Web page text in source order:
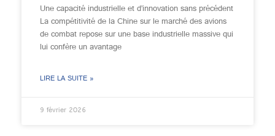
Une capacité industrielle et d’innovation sans précédent
La compétitivité de la Chine sur le marché des avions
de combat repose sur une base industrielle massive qui
lui confère un avantage
LIRE LA SUITE »
9 février 2026